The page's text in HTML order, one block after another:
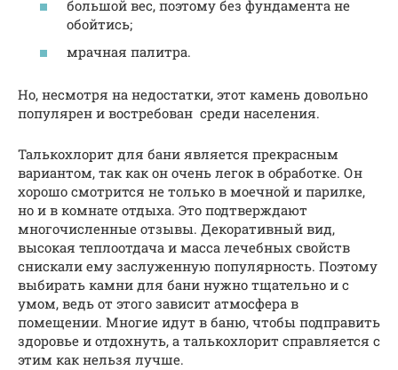
большой вес, поэтому без фундамента не
обойтись;
мрачная палитра.
Но, несмотря на недостатки, этот камень довольно
популярен и востребован среди населения.
Талькохлорит для бани является прекрасным
вариантом, так как он очень легок в обработке. Он
хорошо смотрится не только в моечной и парилке,
но и в комнате отдыха. Это подтверждают
многочисленные отзывы. Декоративный вид,
высокая теплоотдача и масса лечебных свойств
снискали ему заслуженную популярность. Поэтому
выбирать камни для бани нужно тщательно и с
умом, ведь от этого зависит атмосфера в
помещении. Многие идут в баню, чтобы подправить
здоровье и отдохнуть, а талькохлорит справляется с
этим как нельзя лучше.